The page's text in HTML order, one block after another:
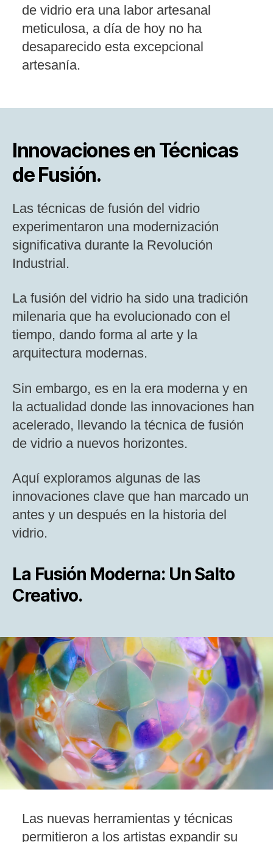
de vidrio era una labor artesanal
meticulosa, a día de hoy no ha
desaparecido esta excepcional
artesanía.
Innovaciones en Técnicas
de Fusión.
Las técnicas de fusión del vidrio
experimentaron una modernización
significativa durante la Revolución
Industrial.
La fusión del vidrio ha sido una tradición
milenaria que ha evolucionado con el
tiempo, dando forma al arte y la
arquitectura modernas​.
Sin embargo, es en la era moderna y en
la actualidad donde las innovaciones han
acelerado, llevando la técnica de fusión
de vidrio a nuevos horizontes.
Aquí exploramos algunas de las
innovaciones clave que han marcado un
antes y un después en la historia del
vidrio.
La Fusión Moderna: Un Salto
Creativo.
Las nuevas herramientas y técnicas
permitieron a los artistas expandir su